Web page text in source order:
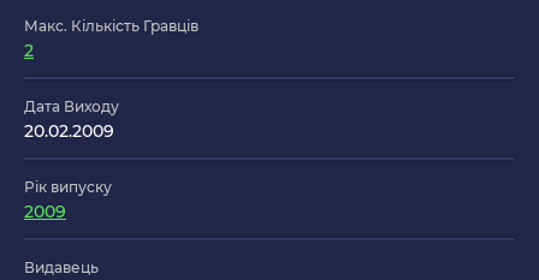
Макс. Кількість Гравців
2
Дата Виходу
20.02.2009
Рік випуску
2009
Видавець